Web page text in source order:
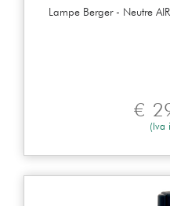
Lampe Berger - Neutre
€
(Iva